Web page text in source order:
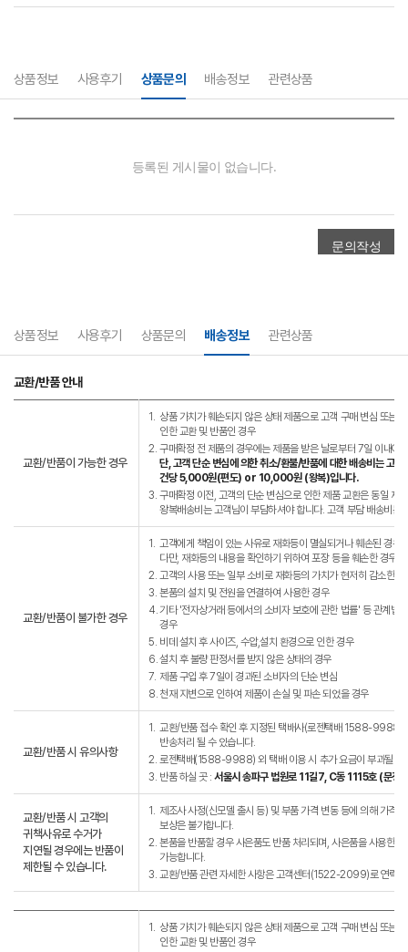
상품정보 사용후기 상품문의 배송정보 관련상품
상품정보 사용후기 상품문의 배송정보 관련상품
교환/반품 안내
교환/반품이 가능한 경우
1. 상품 가치가 훼손되지 않은 상태 제품으로 고객 구매 변심 또는
인한 교환 및 반품인 경우
2. 구매확정 전 제품의 경우에는 제품을 받은 날로부터 7일 이내에
단, 고객 단순 변심에 의한 취소/환불/반품에 대한 배송비는 고
건당 5,000원(편도) or 10,000원 (왕복)입니다.
3. 구매확정 이전, 고객의 단순 변심으로 인한 제품 교환은 동일 제
왕복배송비는 고객님이 부담하셔야 합니다. 고객 부담 배송비
교환/반품이 불가한 경우
1. 고객에게 책임이 있는 사유로 재화등이 멸실되거나 훼손된 경우.
다만, 재화등의 내용을 확인하기 위하여 포장 등을 훼손한 경우
2. 고객의 사용 또는 일부 소비로 재화등의 가치가 현저히 감소한 경
3. 본품의 설치 및 전원을 연결하여 사용한 경우
4.기타 '전자상거래 등에서의 소비자 보호에 관한 법률' 등 관계법
경우
5. 비데 설치 후 사이즈, 수압,설치 환경으로 인한 경우
6.설치 후 불량 판정서를 받지 않은 상태의 경우
7. 제품 구입 후 7일이 경과된 소비자의 단순 변심
8. 천재 지변으로 인하여 제품이 손실 및 파손 되었을 경우
교환/반품 시 유의사항
1. 교환/반품 접수 확인 후 지정된 택배사(로젠택배 1588-9988)
반송처리 될 수 있습니다.
2. 로젠택배(1588-9988) 외 택배 이용 시 추가 요금이 부과될 수
3. 반품 하실 곳 :서울시 송파구 법원로 11길7, C동 1115호 (문정
교환/반품 시 고객의
귀책사유로 수거가
지연될 경우에는 반품이
제한될 수 있습니다.
1. 제조사 사정(신모델 출시 등) 및 부품 가격 변동 등에 의해 가격
보상은 불가합니다.
2. 본품을 반품할 경우 사은품도 반품 처리되며, 사은품을 사용한
가능합니다.
3. 교환/반품 관련 자세한 사항은 고객센터(1522-2099)로 연락바
1. 상품 가치가 훼손되지 않은 상태 제품으로 고객 구매 변심 또는
인한 교환 및 반품인 경우